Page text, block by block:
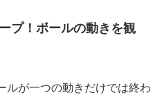
プ！ボールの動きを観
ルが一つの動きだけでは終わ